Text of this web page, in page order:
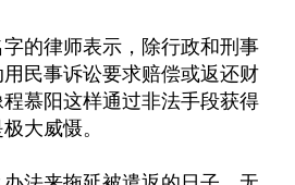
的律师表示，除行政和刑事
民事诉讼要求赔偿或返还财
慕阳这样通过非法手段获得
大威慑。